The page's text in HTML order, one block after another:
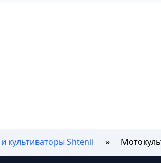
культиваторы Shtenli